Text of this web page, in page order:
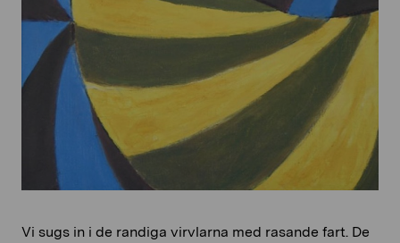
Vi sugs in i de randiga virvlarna med rasande fart. De